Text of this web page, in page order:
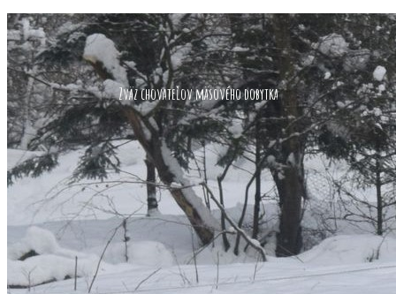
Zväz chovateľov mäsového dobytka